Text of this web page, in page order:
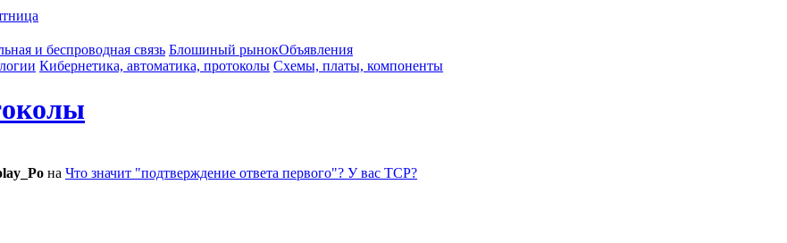
и беспроводная связь Блошиный рынокОбъявления
Кибернетика, автоматика, протоколы Схемы, платы, компоненты
на Что значит "подтверждение ответа первого"? У вас TCP?